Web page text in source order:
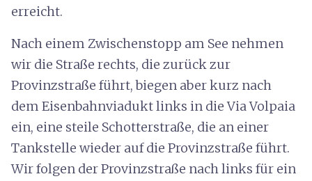
erreicht.
Nach einem Zwischenstopp am See nehmen
wir die Straße rechts, die zurück zur
Provinzstraße führt, biegen aber kurz nach
dem Eisenbahnviadukt links in die Via Volpaia
ein, eine steile Schotterstraße, die an einer
Tankstelle wieder auf die Provinzstraße führt.
Wir folgen der Provinzstraße nach links für ein